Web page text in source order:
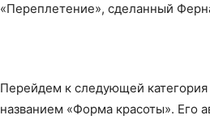
«Переплетение», сделанный
Перейдем к следующей
названием «Форма красоты». Его